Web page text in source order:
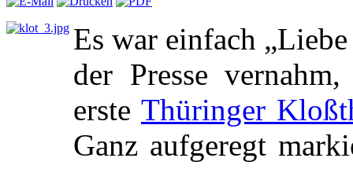
Es war einfach
der Presse
erste Thüringer
Ganz aufgeregt